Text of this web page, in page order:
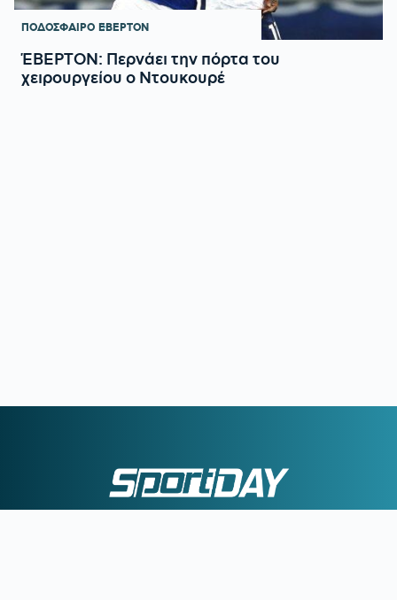
ΠΟΔΟΣΦΑΙΡΟ ΕΒΕΡΤΟΝ
ΈΒΕΡΤΟΝ: Περνάει την πόρτα του
χειρουργείου ο Ντουκουρέ